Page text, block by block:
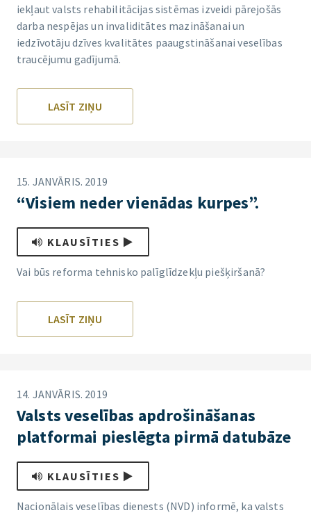
iekļaut valsts rehabilitācijas sistēmas izveidi pārejošās
darba nespējas un invaliditātes mazināšanai un
iedzīvotāju dzīves kvalitātes paaugstināšanai veselības
traucējumu gadījumā.
LASĪT ZIŅU
15. JANVĀRIS. 2019
“Visiem neder vienādas kurpes”.
KLAUSĪTIES
Vai būs reforma tehnisko palīglīdzekļu piešķiršanā?
LASĪT ZIŅU
14. JANVĀRIS. 2019
Valsts veselības apdrošināšanas
platformai pieslēgta pirmā datubāze
KLAUSĪTIES
Nacionālais veselības dienests (NVD) informē, ka valsts